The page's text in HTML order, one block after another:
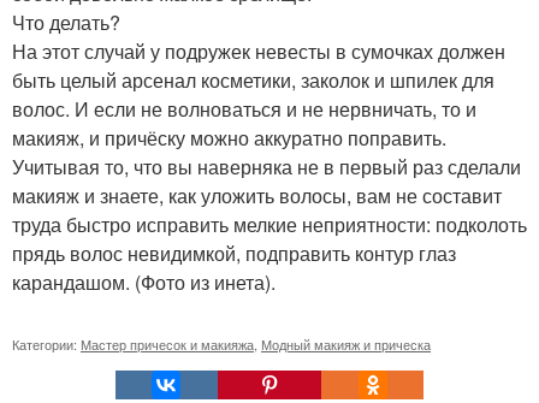
Что делать?
На этот случай у подружек невесты в сумочках должен
быть целый арсенал косметики, заколок и шпилек для
волос. И если не волноваться и не нервничать, то и
макияж, и причёску можно аккуратно поправить.
Учитывая то, что вы наверняка не в первый раз сделали
макияж и знаете, как уложить волосы, вам не составит
труда быстро исправить мелкие неприятности: подколоть
прядь волос невидимкой, подправить контур глаз
карандашом. (Фото из инета).
Категории: Мастер причесок и макияжа Модный макияж и прическа